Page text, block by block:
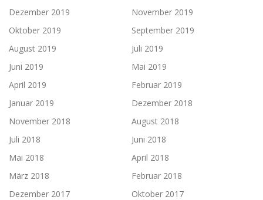
Dezember 2019
November 2019
Oktober 2019
September 2019
August 2019
Juli 2019
Juni 2019
Mai 2019
April 2019
Februar 2019
Januar 2019
Dezember 2018
November 2018
August 2018
Juli 2018
Juni 2018
Mai 2018
April 2018
März 2018
Februar 2018
Dezember 2017
Oktober 2017